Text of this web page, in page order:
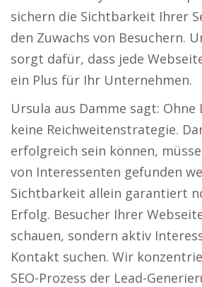
sichern die Sichtbarkeit Ihrer
den Zuwachs von Besuchern.
sorgt dafür, dass jede
ein Plus für Ihr Unternehmen.
Ursula aus Damme sagt: Ohne
keine Reichweitenstrategie.
erfolgreich sein können,
von Interessenten gefunden
Sichtbarkeit allein garantiert
Erfolg. Besucher Ihrer
schauen, sondern aktiv
Kontakt suchen. Wir
SEO-Prozess der Lead-